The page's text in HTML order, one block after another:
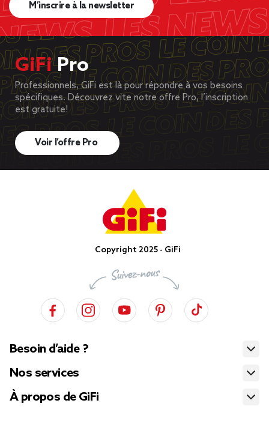
M’inscrire à la newsletter
GiFiPro
Professionnels, GiFi est là pour répondre à vos besoins
spécifiques. Découvrez vite notre offre Pro, l’inscription
est gratuite!
Voir l’offre Pro
Copyright 2025 - GiFi
Besoin d’aide ?
Nos services
À propos de GiFi